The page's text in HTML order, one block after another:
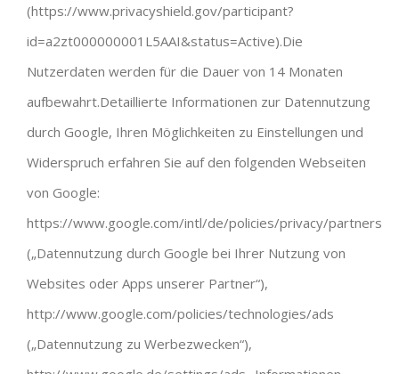
(https://www.privacyshield.gov/participant?
id=a2zt000000001L5AAI&status=Active).Die
Nutzerdaten werden für die Dauer von 14 Monaten
aufbewahrt.Detaillierte Informationen zur Datennutzung
durch Google, Ihren Möglichkeiten zu Einstellungen und
Widerspruch erfahren Sie auf den folgenden Webseiten
von Google:
https://www.google.com/intl/de/policies/privacy/partners
(„Datennutzung durch Google bei Ihrer Nutzung von
Websites oder Apps unserer Partner“),
http://www.google.com/policies/technologies/ads
(„Datennutzung zu Werbezwecken“),